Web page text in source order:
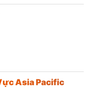
Asia Pacific